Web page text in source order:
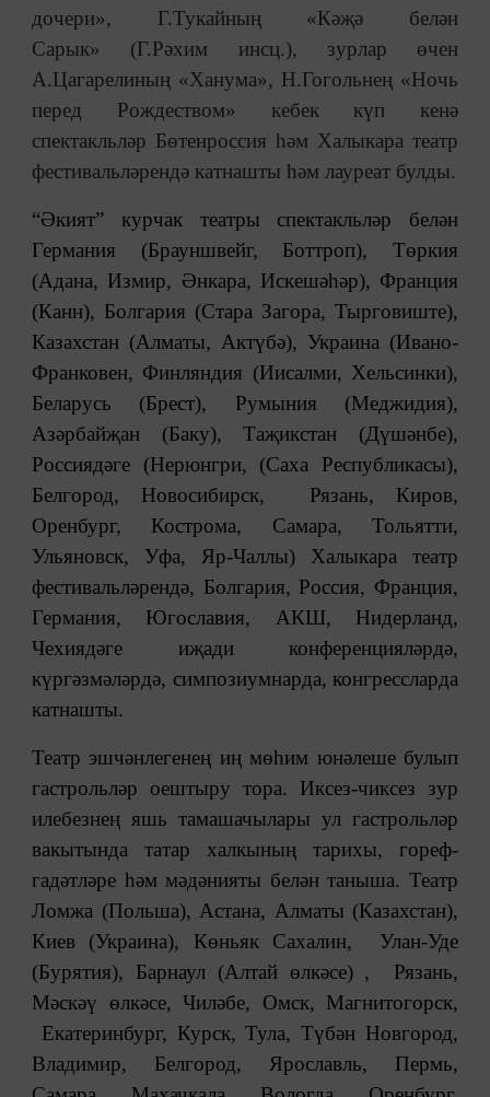
дочери», Г.Тукайның «Кәҗә белән
Сарык» (Г.Рәхим инсц.), зурлар өчен
А.Цагарелиның «Ханума», Н.Гогольнең «Ночь
перед Рождеством» кебек күп кенә
спектакльләр Бөтенроссия һәм Халыкара театр
фестивальләрендә катнашты һәм лауреат булды.
“Әкият” курчак театры спектакльләр белән
Германия (Брауншвейг, Боттроп), Төркия
(Адана, Измир, Әнкара, Искешәһәр), Франция
(Канн), Болгария (Стара Загора, Тырговиште),
Казахстан (Алматы, Актүбә), Украина (Ивано-
Франковен, Финляндия (Иисалми, Хельсинки),
Беларусь (Брест), Румыния (Меджидия),
Азәрбайҗан (Баку), Таҗикстан (Дүшәнбе),
Россиядәге (Нерюнгри, (Саха Республикасы),
Белгород, Новосибирск, Рязань, Киров,
Оренбург, Кострома, Самара, Тольятти,
Ульяновск, Уфа, Яр-Чаллы) Халыкара театр
фестивальләрендә, Болгария, Россия, Франция,
Германия, Югославия, АКШ, Нидерланд,
Чехиядәге иҗади конференцияләрдә,
күргәзмәләрдә, симпозиумнарда, конгрессларда
катнашты.
Театр эшчәнлегенең иң мөһим юнәлеше булып
гастрольләр оештыру тора. Иксез-чиксез зур
илебезнең яшь тамашачылары ул гастрольләр
вакытында татар халкының тарихы, гореф-
гадәтләре һәм мәдәнияты белән таныша. Театр
Ломжа (Польша), Астана, Алматы (Казахстан),
Киев (Украина), Көньяк Сахалин, Улан-Уде
(Бурятия), Барнаул (Алтай өлкәсе) , Рязань,
Мәскәү өлкәсе, Чиләбе, Омск, Магнитогорск,
Екатеринбург, Курск, Тула, Түбән Новгород,
Владимир, Белгород, Ярославль, Пермь,